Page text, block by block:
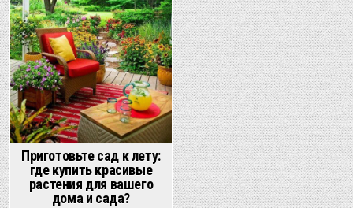
Приготовьте сад к лету:
где купить красивые
растения для вашего
дома и сада?